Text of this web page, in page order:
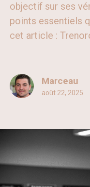
objectif sur ses
points essentiels
cet article :
Marceau
août 22, 2025